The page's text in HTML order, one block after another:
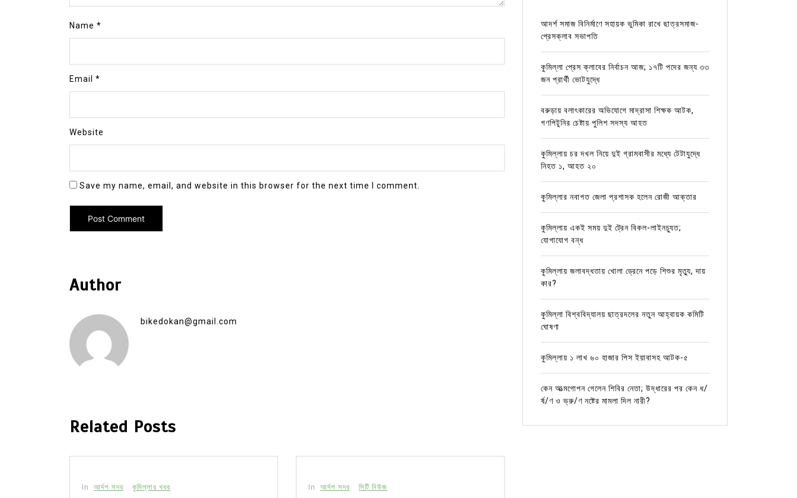
Name *
Email *
Website
Save my name, email, and website in this browser for the next time I comment.
Author
bikedokan@gmail.com
Related Posts
In আর্দশ সদর কুমিল্লার খবর In আর্দশ সদর সিটি নিউজ
আদর্শ সমাজ বিনির্মাণে সহায়ক ভুমিকা রাখে ছাত্রসমাজ-
প্রেসক্লাব সভাপতি
কুমিল্লা প্রেস ক্লাবের নির্বাচন আজ; ১৭টি পদের জন্য ৩৩
জন প্রার্থী ভোটযুদ্ধে
বরুড়ায় বলাৎকারের অভিযোগে মাদ্রাসা শিক্ষক আটক,
গণপিটুনির চেষ্টায় পুলিশ সদস্য আহত
কুমিল্লায় চর দখল নিয়ে দুই গ্রামবাসীর মধ্যে টেটাযুদ্ধে
নিহত ১, আহত ২০
কুমিল্লার নবাগত জেলা প্রশাসক হলেন রোজী আক্তার
কুমিল্লায় একই সময় দুই ট্রেন বিকল-লাইনচ্যুত;
যোগাযোগ বন্ধ
কুমিল্লায় জলাবদ্ধতায় খোলা ড্রেনে পড়ে শিশুর মৃত্যু, দায়
কার?
কুমিল্লা বিশ্ববিদ্যালয় ছাত্রদলের নতুন আহ্বায়ক কমিটি
ঘোষণা
কুমিল্লায় ১ লাখ ৬০ হাজার পিস ইয়াবাসহ আটক-৫
কেন আত্মগোপন গেলেন শিবির নেতা; উদ্ধারের পর কেন ধ/
র্ষ/ণ ও ভ্রু/ণ নষ্টের মামলা দিল নারী?